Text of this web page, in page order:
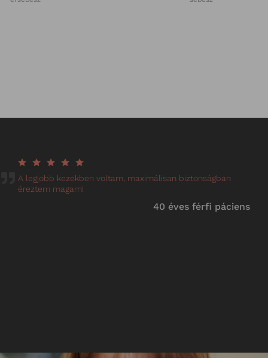
A legjobb kezekben voltam, maximálisan biztonságban
éreztem magam!
40 éves férfi páciens